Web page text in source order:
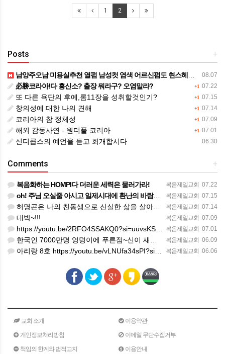
1 2
+
Posts
08.07
남양주오남 미용실추천 열펌 남성컷 염색 어르신펌도 현스헤어샵 진주아파트상가1층새 창 열림
+1 07.22
必勝코라아!다 흥신소? 출장 뭐라구? 오염말라?
+1 07.15
또 다른 욕단의 후예,롬11장을 성취할것인기?
+1 07.14
창의성에 대한 나의 견해
+1 07.09
코리아의 참 정체성
+1 07.01
해외 감동사연 - 원더풀 코리아
06.30
신디콥스의 예언을 듣고 회개합시다
+
Comments
복음제일교회 07.22
복음화하는 HOMPI다 더러운 세력은 물러가라!
복음제일교회 07.15
oh! 주님 오실줄 아시고 일제시대에 환난의 바람을 불어 러시아의 한지역에서 중앙아시아로 89녆 출애굽의 역…
복음제일교회 07.14
허명곤은 나의 친동생으로 신실한 삶을 살아가고 있다. 한 편의 노래가 대중화 하지 않았을지라도 독일인들의 소…
복음제일교회 07.09
대박~!!!
복음제일교회 07.01
https://youtu.be/2RFO4SSAKQ0?si=uuvsKScwWixxlzg8(김정호교수 보고)
복음제일교회 06.09
한국인 7000만명 엉덩이에 푸른점~신이 새겨준 화인(火印)을 새겨준 한국인의 엉덩이에 새겨진 화인이었다.
복음제일교회 06.06
아리랑 8호 https://youtu.be/vLNUfa34sPI?si=H5SLK_1iJPxSRBQa
교회 소개
이용약관
개인정보처리방침
이메일 무단수집거부
책임의 한계와 법적고지
이용안내